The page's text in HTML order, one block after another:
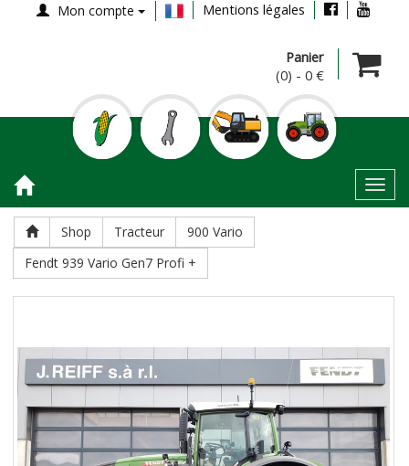
Mon compte Mentions légales
Panier
(0) - 0 €
Shop Tracteur
900 Vario
Fendt 939 Vario Gen7 Profi +